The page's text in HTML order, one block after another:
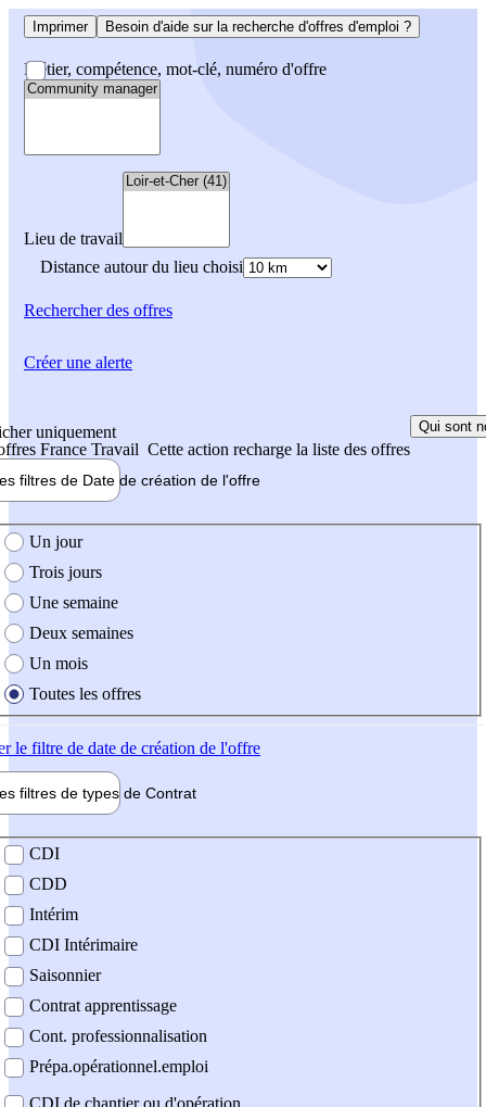
Imprimer Besoin d'aide sur la recherche d'offres d'emploi ?
Métier, compétence, mot-clé, numéro d'offre
Lieu de travail
Distance autour du lieu choisi
Rechercherdes offres
uniquement
France Travail Cette action recharge la liste des offres
Qui sont
filtres de Date de création de l'offre
création de l'offre
Un jour
Trois jours
Une semaine
Deux semaines
Un mois
Toutes les offres
le filtre de date de création de l'offre
filtres de types de Contrat
contrat
CDI
CDD
Intérim
CDI Intérimaire
Saisonnier
Contrat apprentissage
Cont. professionnalisation
Prépa.opérationnel.emploi
Créer une alerte